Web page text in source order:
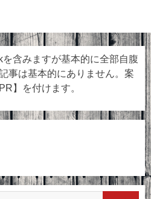
含みますが基本的に全部自腹
事は基本的にありません。案
】を付けます。